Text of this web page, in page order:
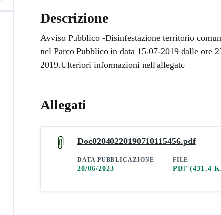
Descrizione
Avviso Pubblico -Disinfestazione territorio
nel Parco Pubblico in data 15-07-2019 dalle ore
2019.Ulteriori informazioni nell'allegato
Allegati
Doc02040220190710115456.pdf
DATA PUBBLICAZIONE
20/06/2023
FILE
PDF(431.4